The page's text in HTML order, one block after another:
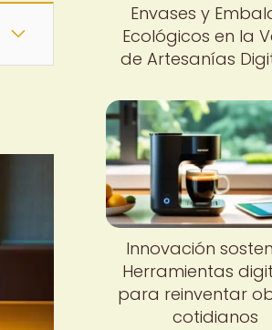
Envases y
Ecológicos en la
de Artesanías
Innovación
Herramientas
para reinventar
cotidianos